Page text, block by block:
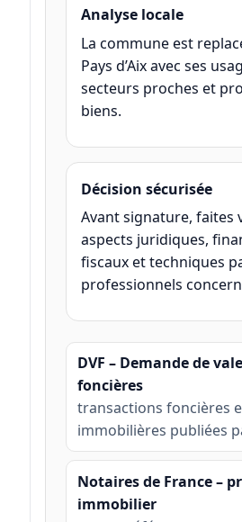
Analyse locale
La commune est
Pays d’Aix avec ses
secteurs proches et
biens.
Décision sécurisée
Avant signature, faites
aspects juridiques,
fiscaux et techniques
professionnels
DVF – Demande de
foncières
transactions foncières
immobilières publiées
Notaires de France –
immobilier